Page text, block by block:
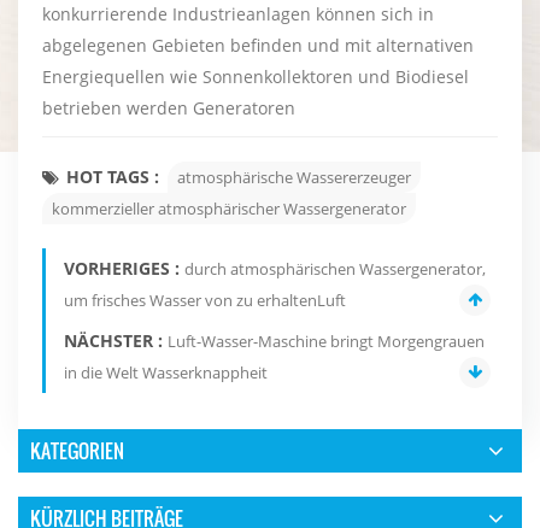
konkurrierende Industrieanlagen können sich in
abgelegenen Gebieten befinden und mit alternativen
Energiequellen wie Sonnenkollektoren und Biodiesel
betrieben werden Generatoren
HOT TAGS :
atmosphärische Wassererzeuger
kommerzieller atmosphärischer Wassergenerator
VORHERIGES : durch atmosphärischen Wassergenerator,
um frisches Wasser von zu erhaltenLuft
NÄCHSTER : Luft-Wasser-Maschine bringt Morgengrauen
in die Welt Wasserknappheit
KATEGORIEN
KÜRZLICH BEITRÄGE